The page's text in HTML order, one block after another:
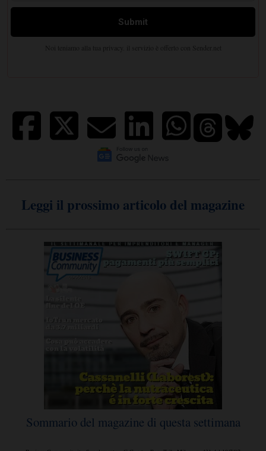
Leggi il prossimo articolo del magazine
Sommario del magazine di questa settimana